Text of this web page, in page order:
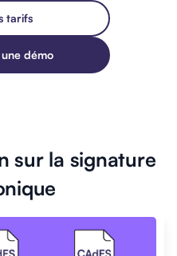
tarifs
démo
sur la signature